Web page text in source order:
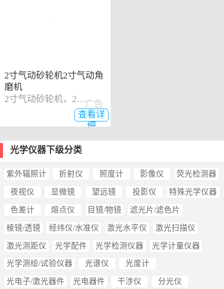
2寸气动砂轮机2寸气动角
磨机
2寸气动砂轮机，2寸气动角磨机
查看详
细
广告
光学仪器下级分类
紫外辐照计 折射仪 照度计 影像仪 荧光检测器
夜视仪 显微镜 望远镜 投影仪 特殊光学仪器
色差计 熔点仪 目镜/物镜 滤光片/滤色片
棱镜/透镜 经纬仪/水准仪 激光水平仪 激光扫描仪
激光测距仪 光学配件 光学检测仪器 光学计量仪器
光学测绘/试验仪器 光谱仪 光度计
光电子/激光器件 光电器件 干涉仪 分光仪